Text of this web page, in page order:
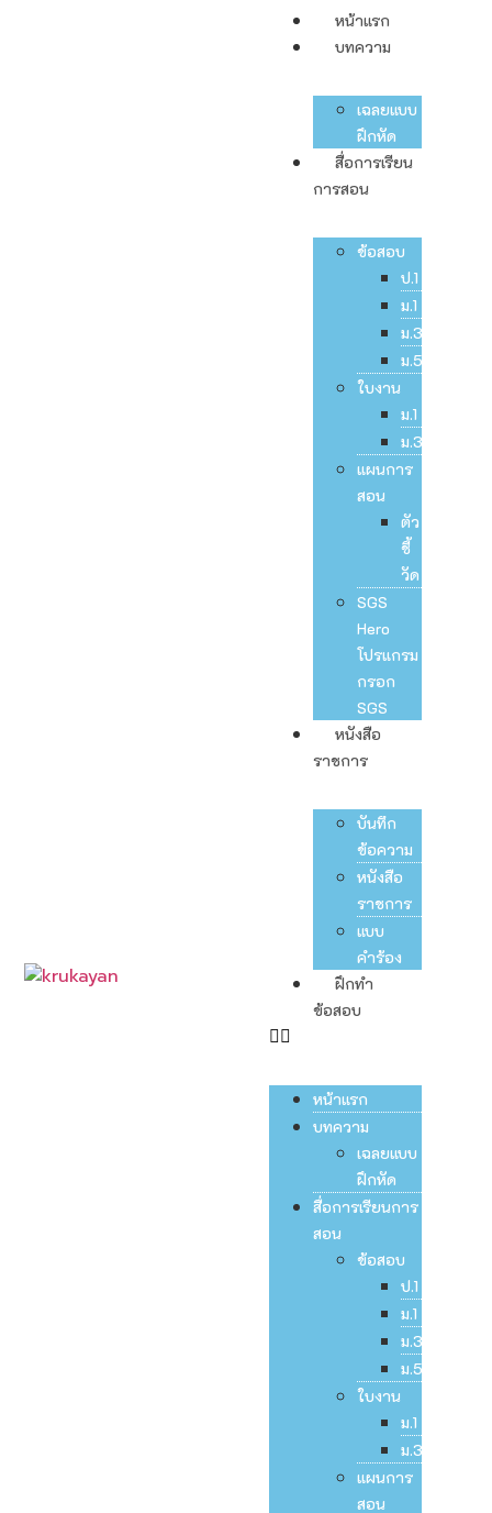
หน้าแรก
บทความ
เฉลยแบบ
ฝึกหัด
สื่อการเรียน
การสอน
ข้อสอบ
ป.1
ม.1
ม.3
ม.5
ใบงาน
ม.1
ม.3
แผนการ
สอน
ตัว
ชี้
วัด
SGS
Hero
โปรแกรม
กรอก
SGS
หนังสือ
ราชการ
บันทึก
ข้อความ
หนังสือ
ราชการ
แบบ
คำร้อง
ฝึกทำ
ข้อสอบ
หน้าแรก
บทความ
เฉลยแบบ
ฝึกหัด
สื่อการเรียนการ
สอน
ข้อสอบ
ป.1
ม.1
ม.3
ม.5
ใบงาน
ม.1
ม.3
แผนการ
สอน